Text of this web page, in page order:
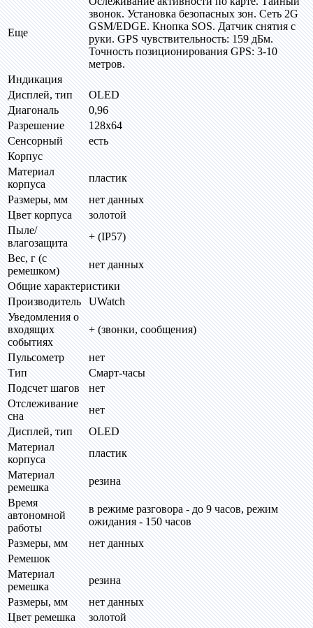
Еще
звонок. Установка безопасных зон. Сеть 2G
GSM/EDGE. Кнопка SOS. Датчик снятия с
руки. GPS чувствительность: 159 дБм.
Точность позиционирования GPS: 3-10
метров.
Индикация
Дисплей, тип
OLED
Диагональ
0,96
Разрешение
128х64
Сенсорный
есть
Корпус
Материал
корпуса
пластик
Размеры, мм
нет данных
Цвет корпуса
золотой
Пыле/
влагозащита
+ (IP57)
Вес, г (с
ремешком)
нет данных
Общие характеристики
Производитель
UWatch
Уведомления о
входящих
событиях
+ (звонки, сообщения)
Пульсометр
нет
Тип
Смарт-часы
Подсчет шагов
нет
Отслеживание
сна
нет
Дисплей, тип
OLED
Материал
корпуса
пластик
Материал
ремешка
резина
Время
автономной
работы
в режиме разговора - до 9 часов, режим
ожидания - 150 часов
Размеры, мм
нет данных
Ремешок
Материал
ремешка
резина
Размеры, мм
нет данных
Цвет ремешка
золотой